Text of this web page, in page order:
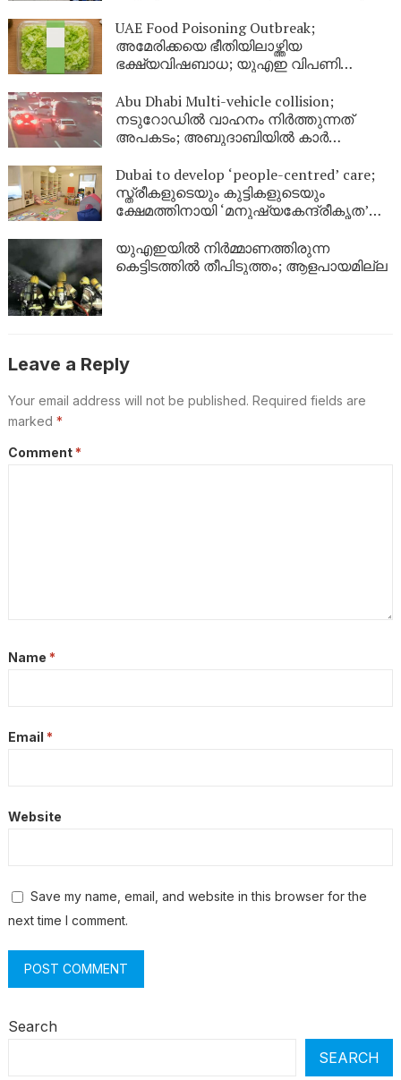
UAE Food Poisoning Outbreak;
അമേരിക്കയെ ഭീതിയിലാഴ്ത്തിയ
ഭക്ഷ്യവിഷബാധ; യുഎഇ വിപണി
Abu Dhabi Multi-vehicle collision;
നടുറോഡിൽ വാഹനം നിർത്തുന്നത്
അപകടം; അബുദാബിയിൽ കാർ
Dubai to develop ‘people-centred’ care;
സ്ത്രീകളുടെയും കുട്ടികളുടെയും
ക്ഷേമത്തിനായി ‘മനുഷ്യകേന്ദ്രീകൃത’
യുഎഇയിൽ നിർമ്മാണത്തിരുന്ന
കെട്ടിടത്തിൽ തീപിടുത്തം; ആളപായമില്ല
Leave a Reply
Your email address will not be published. Required fields are
marked *
Comment *
Name *
Email *
Website
Save my name, email, and website in this browser for the
next time I comment.
Search
SEARCH